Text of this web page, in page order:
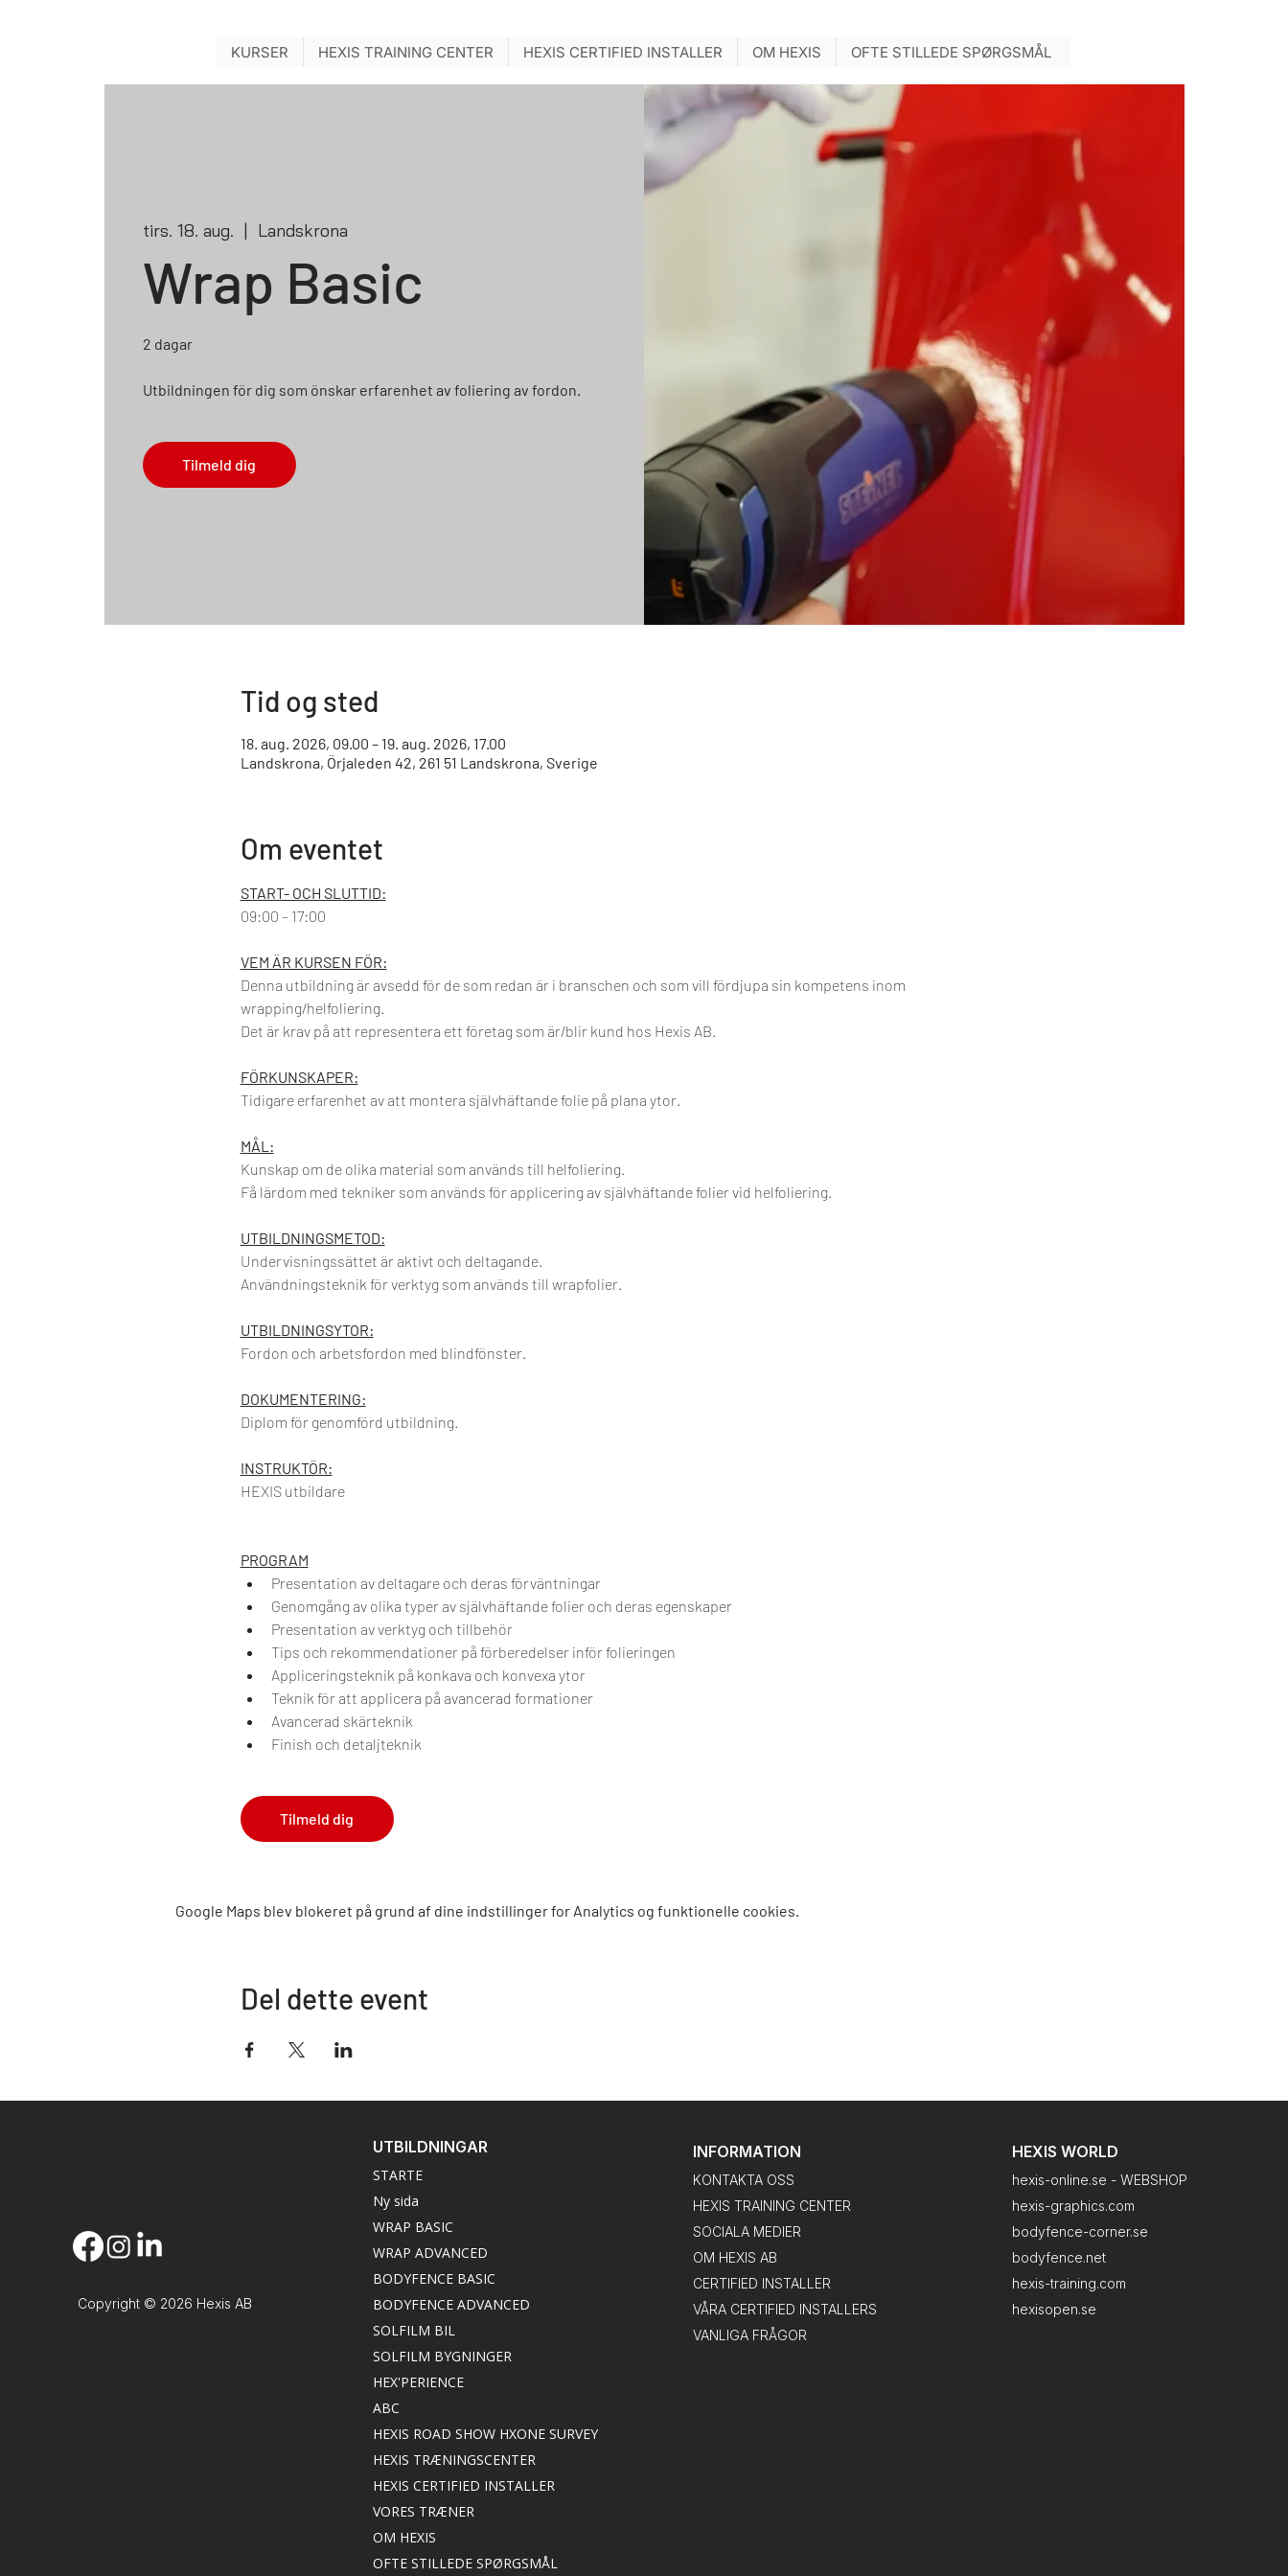
KURSER HEXIS TRAINING CENTER HEXIS CERTIFIED INSTALLER OM HEXIS OFTE STILLEDE SPØRGSMÅL
tirs. 18. aug.
  |
Landskrona
Wrap Basic
2 dagar
Utbildningen för dig som önskar erfarenhet av foliering av fordon.
Tilmeld dig
Tid og sted
18. aug. 2026, 09.00 – 19. aug. 2026, 17.00
Landskrona, Örjaleden 42, 261 51 Landskrona, Sverige
Om eventet
START- OCH SLUTTID:
09:00 – 17:00
VEM ÄR KURSEN FÖR:
Denna utbildning är avsedd för de som redan är i branschen och som vill fördjupa sin kompetens inom
wrapping/helfoliering.
Det är krav på att representera ett företag som är/blir kund hos Hexis AB.
FÖRKUNSKAPER:
Tidigare erfarenhet av att montera självhäftande folie på plana ytor.
MÅL:
Kunskap om de olika material som används till helfoliering.
Få lärdom med tekniker som används för applicering av självhäftande folier vid helfoliering.​
UTBILDNINGSMETOD:
Undervisningssättet är aktivt och deltagande.
Användningsteknik för verktyg som används till wrapfolier.
UTBILDNINGSYTOR:
Fordon och arbetsfordon med blindfönster.
DOKUMENTERING:
Diplom för genomförd utbildning.
INSTRUKTÖR:
HEXIS utbildare
PROGRAM
Presentation av deltagare och deras förväntningar
Genomgång av olika typer av självhäftande folier och deras egenskaper
Presentation av verktyg och tillbehör
Tips och rekommendationer på förberedelser inför folieringen
Appliceringsteknik på konkava och konvexa ytor
Teknik för att applicera på avancerad formationer
Avancerad skärteknik
Finish och detaljteknik
Tilmeld dig
Google Maps blev blokeret på grund af dine indstillinger for Analytics og funktionelle cookies.
Del dette event
Copyright © 2026 Hexis AB
UTBILDNINGAR
STARTE
Ny sida
WRAP BASIC
WRAP ADVANCED
BODYFENCE BASIC
BODYFENCE ADVANCED
SOLFILM BIL
SOLFILM BYGNINGER
HEX'PERIENCE
ABC
HEXIS ROAD SHOW HXONE SURVEY
HEXIS TRÆNINGSCENTER
HEXIS CERTIFIED INSTALLER
VORES TRÆNER
OM HEXIS
OFTE STILLEDE SPØRGSMÅL
INFORMATION
KONTAKTA OSS
HEXIS TRAINING CENTER
SOCIALA MEDIER
OM HEXIS AB
CERTIFIED INSTALLER
VÅRA CERTIFIED INSTALLERS
VANLIGA FRÅGOR
HEXIS WORLD
hexis-online.se - WEBSHOP
hexis-graphics.com
bodyfence-corner.se
bodyfence.net
hexis-training.com
hexisopen.se